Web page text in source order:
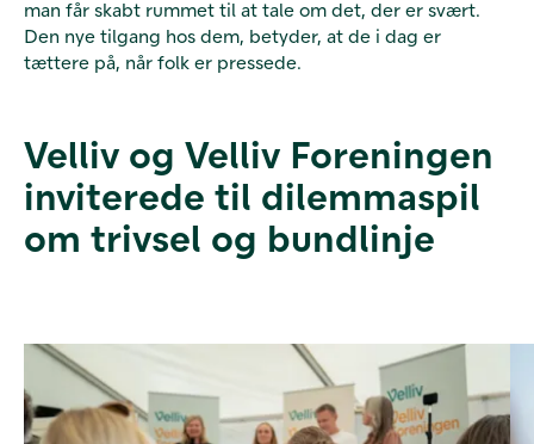
man får skabt rummet til at tale om det, der er svært.
Den nye tilgang hos dem, betyder, at de i dag er
tættere på, når folk er pressede.
Velliv og Velliv Foreningen
inviterede til dilemmaspil
om trivsel og bundlinje